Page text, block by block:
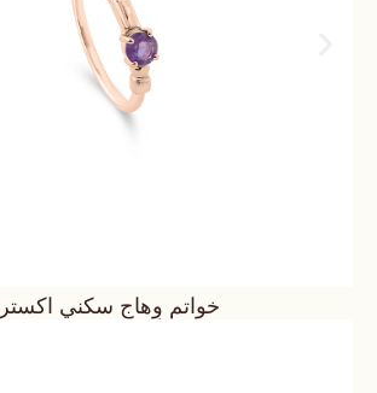
خواتم وِهاج سكني اكسترا